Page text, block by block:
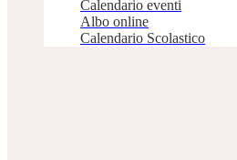
Calendario eventi
Albo online
Calendario Scolastico